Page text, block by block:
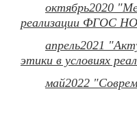
октябрь2020
реализации ФГОС
апрель2021
этики в условиях
май2022